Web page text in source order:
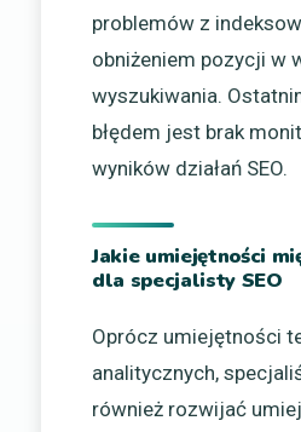
problemów z
obniżeniem pozycji w
wyszukiwania.
błędem jest brak
wyników działań SEO.
Jakie umiejętności
dla specjalisty SEO
Oprócz umiejętności
analitycznych,
również rozwijać